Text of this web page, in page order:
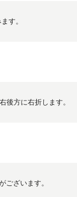
す。
後方に右折します。
ございます。